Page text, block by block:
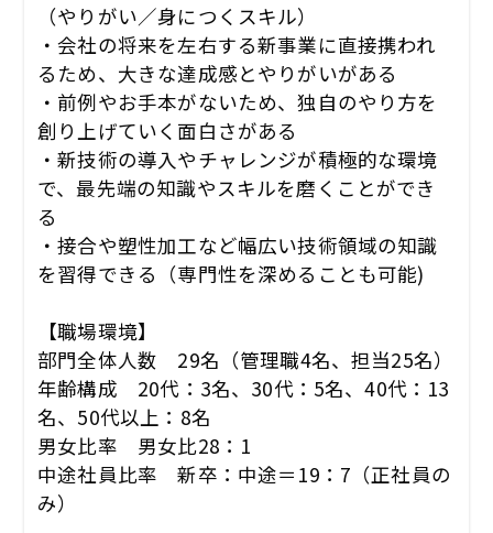
（やりがい／身につくスキル）
・会社の将来を左右する新事業に直接携われ
るため、大きな達成感とやりがいがある
・前例やお手本がないため、独自のやり方を
創り上げていく面白さがある
・新技術の導入やチャレンジが積極的な環境
で、最先端の知識やスキルを磨くことができ
る
・接合や塑性加工など幅広い技術領域の知識
を習得できる（専門性を深めることも可能)
【職場環境】
部門全体人数 29名（管理職4名、担当25名）
年齢構成 20代：3名、30代：5名、40代：13
名、50代以上：8名
男女比率 男女比28：1
中途社員比率 新卒：中途＝19：7（正社員の
み）